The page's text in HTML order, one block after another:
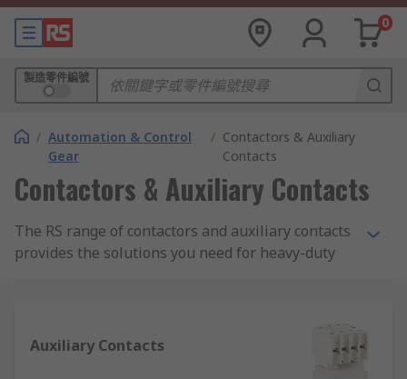
0
製造零件編號
/ Automation & Control
Gear
/ Contactors & Auxiliary
Contacts
Contactors & Auxiliary Contacts
The RS range of contactors and auxiliary contacts
provides the solutions you need for heavy-duty
and materials handling, a high-quality range of
Auxiliary Contacts